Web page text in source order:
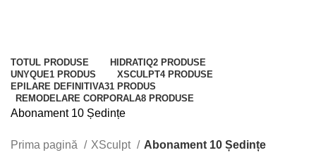
TOTUL PRODUSE HIDRATIQ2 PRODUSE
UNYQUE1 PRODUS XSCULPT4 PRODUSE
EPILARE DEFINITIVA31 PRODUS
REMODELARE CORPORALA8 PRODUSE
Abonament 10 Ședințe
Prima pagină XSculpt
Abonament 10 Ședințe